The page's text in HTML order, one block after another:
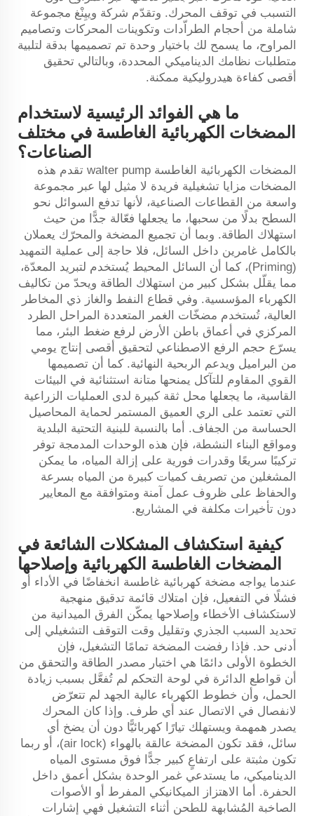
التسبب في توقف المحرك. وتقدّم شركة وييِنْغ مجموعة
شاملة من أحجام الطراّدات وتكوينات المحركات وتصاميم
المراوح، ما يسمح لك باختيار وحدة تم تصميمها بدقة لتلبية
متطلبات نظامك الديناميكي المحددة، وبالتالي تحقيق
أقصى كفاءة هيدروليكية ممكنة.
ما هي الفوائد الرئيسية لاستخدام
المضخات الكهربائية الغاطسة في مختلف
الصناعات؟
المضخات الكهربائية الغاطسة walter pump تقدم هذه
المضخات مزايا تشغيلية فريدة لا مثيل لها عبر مجموعة
واسعة من القطاعات الصناعية، لأنها تدفع السوائل نحو
السطح بدلًا من سحبها، ما يجعلها فعّالة جدًّا من حيث
استهلاك الطاقة. وبما أن تجميع المضخة والمحرّك يعملان
بالكامل غامرين داخل السائل، فلا حاجة إلى عملية التمهيد
(Priming)، كما أن السائل المحيط يُستخدم لتبريد المعدّة،
مما يقلّل بشكل كبير من استهلاك الطاقة ويحدّ من تكاليف
الكهرباء المؤسسية. وفي قطاع النفط والغاز ذي المخاطر
العالية، تُستخدم مضخّات الغمر المتعددة المراحل الطرد
المركزي في أعماق باطن الأرض لرفع ضغط البئر، مما
يسرّع حجم الرفع الاصطناعي لتحقيق أقصى إنتاج يومي
من البراميل ويدعم الربحية النهائية. كما أن تصميمها
القوي المقاوم للتآكل يمنحها متانة استثنائية في البيئات
القاسية، ما يجعلها محل ثقة كبيرة لدى العمليات الزراعية
التي تعتمد على الري العميق المستمر لحماية المحاصيل
الحساسة من الجفاف. أما بالنسبة للبنية التحتية البلدية
ومواقع البناء النشطة، فإن هذه الوحدات المدمجة توفر
تركيبًا سريعًا وقدرات فورية على إزالة المياه، ما يمكن
المشغلين من تصريف كميات كبيرة من المياه بسرعة
والحفاظ على ظروف عمل آمنة ومتوافقة مع المعايير
دون تأخيرات مكلفة في المشاريع.
كيفية استكشاف المشكلات الشائعة في
المضخات الغاطسة الكهربائية وإصلاحها
عندما يواجه مضخة كهربائية غاطسة انخفاضًا في الأداء أو
فشلًا في التفعيل، فإن امتلاك قائمة تدقيق منهجية
لاستكشاف الأخطاء وإصلاحها يمكّن الفرق الميدانية من
تحديد السبب الجذري وتقليل وقت التوقف التشغيلي إلى
أدنى حد. فإذا رفضت المضخة تمامًا التشغيل، فإن
الخطوة الأولى دائمًا هي اختبار مصدر الطاقة والتحقق من
أن قواطع الدائرة في لوحة التحكم لم تُفعَّل بسبب زيادة
الحمل، وأن خطوط الكهرباء عالية الجهد لم تتعرّض
لانفصال في الاتصال عند أي طرف. وإذا كان المحرك
يصدر همهمة ويستهلك تيارًا كهربائيًّا دون أن يضخ أي
سائل، فقد تكون المضخة عالقة بالهواء (air lock)، أو ربما
تكون مثبتة على ارتفاعٍ كبير جدًّا فوق مستوى المياه
الديناميكي، ما يستدعي غمر الوحدة بشكل أعمق داخل
الحفرة. أما الاهتزاز الميكانيكي المفرط أو الأصوات
الصاخبة المُشابهة للطحن أثناء التشغيل فهي إشارات